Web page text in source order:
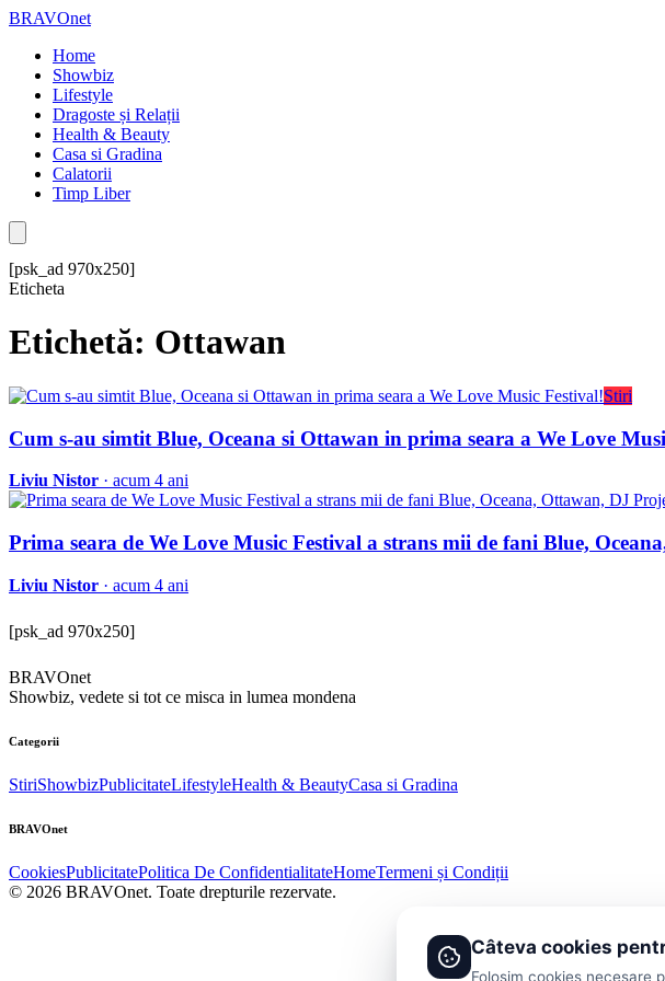
BRAVOnet
Home
Showbiz
Lifestyle
Dragoste și Relații
Health & Beauty
Casa si Gradina
Calatorii
Timp Liber
[psk_ad 970x250]
Eticheta
Etichetă: Ottawan
Stiri
Cum s-au simtit Blue, Oceana si Ottawan in prima seara a We Love
Liviu Nistor · acum 4 ani
Prima seara de We Love Music Festival a strans mii de fani Blue,
Liviu Nistor · acum 4 ani
[psk_ad 970x250]
BRAVOnet
Showbiz, vedete si tot ce misca in lumea mondena
Categorii
StiriShowbizPublicitateLifestyleHealth & BeautyCasa si Gradina
BRAVOnet
CookiesPublicitatePolitica De ConfidentialitateHomeTermeni și Condiții
© 2026 BRAVOnet. Toate drepturile rezervate.
Câteva cookies
Folosim cookies necesare